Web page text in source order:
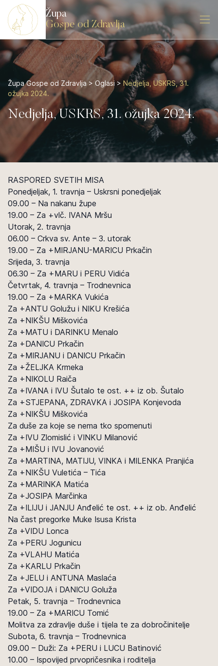
Župa
Gospe od Zdravlja
Župa Gospe od Zdravlja > Oglasi> Nedjelja, USKRS, 31.
ožujka 2024.
Nedjelja, USKRS, 31. ožujka 2024.
RASPORED SVETIH MISA
Ponedjeljak, 1. travnja – Uskrsni ponedjeljak
09.00 – Na nakanu župe
19.00 – Za +vlč. IVANA Mršu
Utorak, 2. travnja
06.00 – Crkva sv. Ante – 3. utorak
19.00 – Za +MIRJANU-MARICU Prkačin
Srijeda, 3. travnja
06.30 – Za +MARU i PERU Vidića
Četvrtak, 4. travnja – Trodnevnica
19.00 – Za +MARKA Vukića
Za +ANTU Golužu i NIKU Krešića
Za +NIKŠU Miškovića
Za +MATU i DARINKU Menalo
Za +DANICU Prkačin
Za +MIRJANU i DANICU Prkačin
Za +ŽELJKA Krmeka
Za +NIKOLU Raiča
Za +IVANA i IVU Šutalo te ost. ++ iz ob. Šutalo
Za +STJEPANA, ZDRAVKA i JOSIPA Konjevoda
Za +NIKŠU Miškovića
Za duše za koje se nema tko spomenuti
Za +IVU Zlomislić i VINKU Milanović
Za +MIŠU i IVU Jovanović
Za +MARTINA, MATIJU, VINKA i MILENKA Pranjića
Za +NIKŠU Vuletića – Tića
Za +MARINKA Matića
Za +JOSIPA Marčinka
Za +ILIJU i JANJU Anđelić te ost. ++ iz ob. Anđelić
Na čast pregorke Muke Isusa Krista
Za +VIDU Lonca
Za +PERU Jogunicu
Za +VLAHU Matića
Za +KARLU Prkačin
Za +JELU i ANTUNA Maslaća
Za +VIDOJA i DANICU Goluža
Petak, 5. travnja – Trodnevnica
19.00 – Za +MARICU Tomić
Molitva za zdravlje duše i tijela te za dobročinitelje
Subota, 6. travnja – Trodnevnica
09.00 – Duži: Za +PERU i LUCU Batinović
10.00 – Ispovijed prvopričesnika i roditelja